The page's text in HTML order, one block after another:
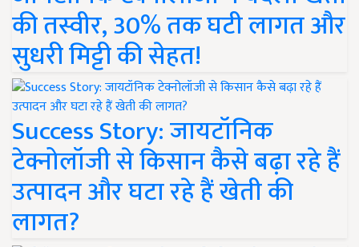
की तस्वीर, 30% तक घटी लागत और
सुधरी मिट्टी की सेहत!
Success Story: जायटॉनिक
टेक्नोलॉजी से किसान कैसे बढ़ा रहे हैं
उत्पादन और घटा रहे हैं खेती की
लागत?